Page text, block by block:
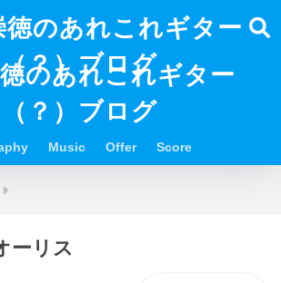
のあれこれギター
（？）ブログ
Music Offer Score
ーリス